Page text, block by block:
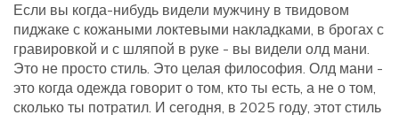
Если вы когда-нибудь видели мужчину в твидовом
пиджаке с кожаными локтевыми накладками, в брогах с
гравировкой и с шляпой в руке - вы видели олд мани.
Это не просто стиль. Это целая философия. Олд мани -
это когда одежда говорит о том, кто ты есть, а не о том,
сколько ты потратил. И сегодня, в 2025 году, этот стиль